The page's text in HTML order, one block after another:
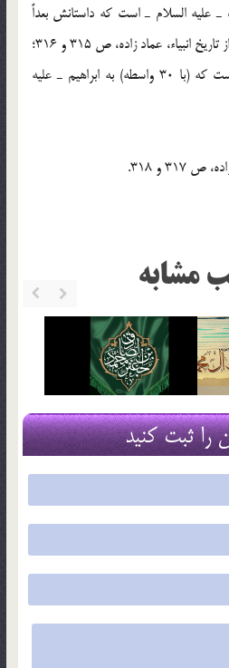
عليه السلام ـ است كه داستانش بعداً
خاطر نشان مي‎شود.[1] . اقتباس از تاريخ انبياء، عماد زاده، ص 315 و 316؛
پيامبر اسلام از نسل اسماعيل است كه (با 30 واسطه) به ابراهيم ـ عليه
مشابه
را ثبت کنید